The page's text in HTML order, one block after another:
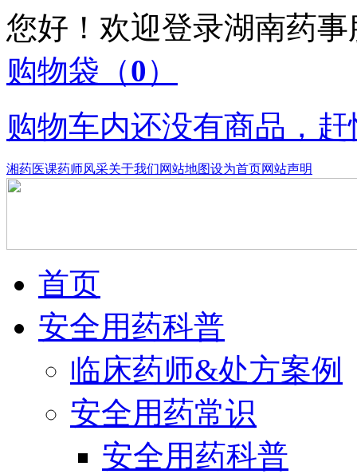
您好！欢迎登录湖南药
购物袋 （0）
购物车内还没有商品，
湘药医课药师风采关于我们网站地图设为首页网站声明
首页
安全用药科普
临床药师&处方案例
安全用药常识
安全用药科普